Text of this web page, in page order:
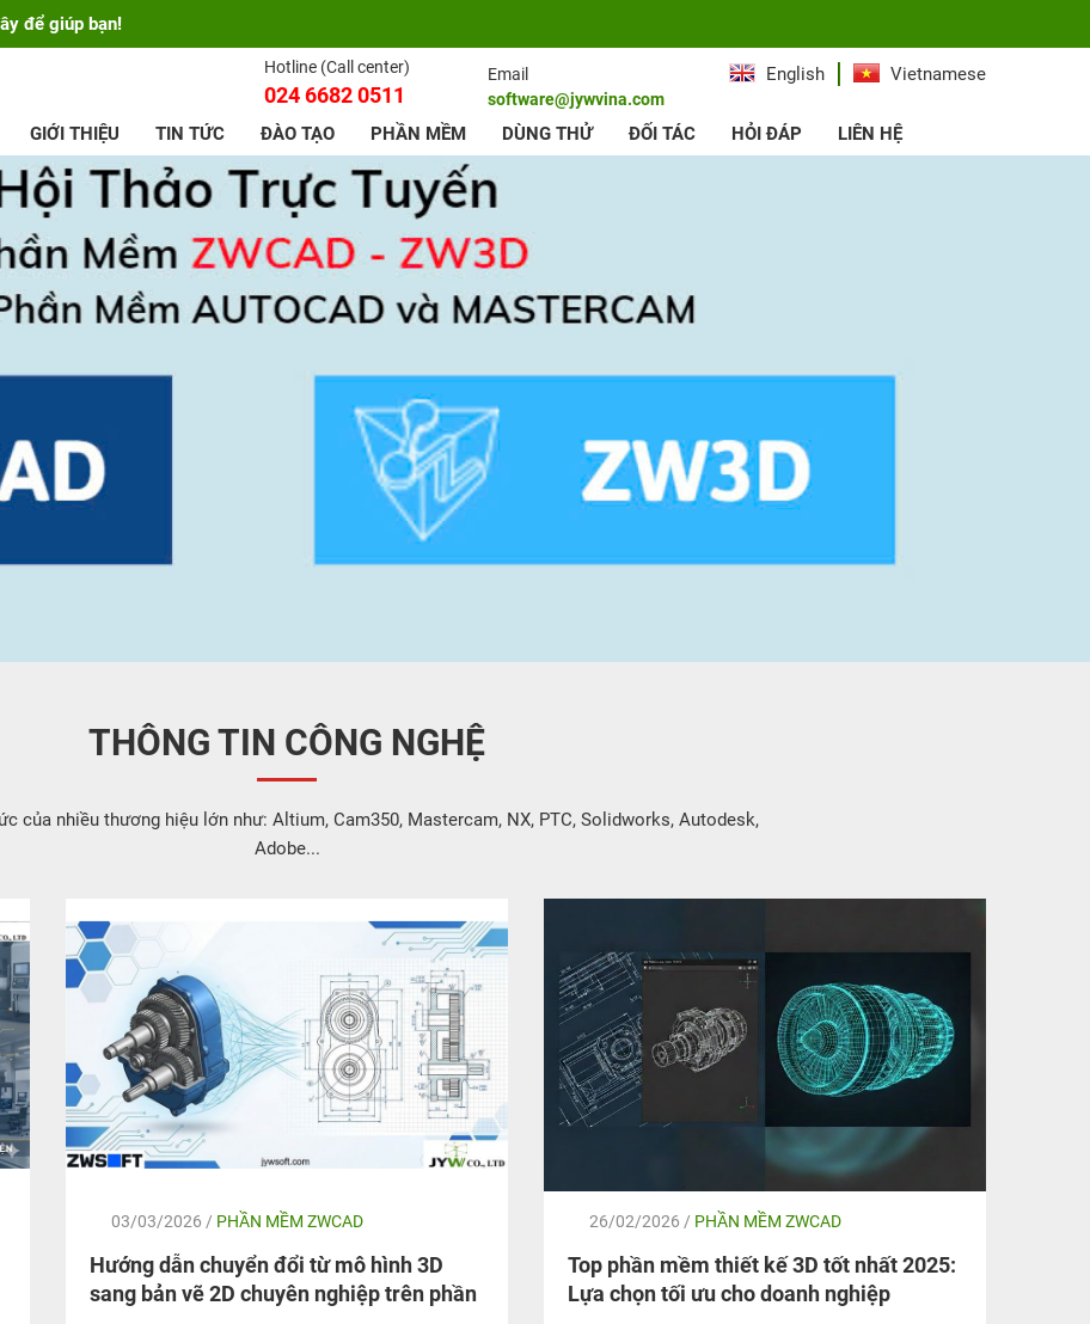
để giúp bạn!
Vietnamese
English
Hotline (Call center)
024 6682 0511
Email
software@jywvina.com
GIỚI THIỆU TIN TỨC ĐÀO TẠO PHẦN MỀM DÙNG THỬ ĐỐI TÁC HỎI ĐÁP LIÊN HỆ
THÔNG TIN CÔNG NGHỆ
của nhiều thương hiệu lớn như: Altium, Cam350, Mastercam, NX, PTC, Solidworks, Autodesk,
Adobe...
03/03/2026 / PHẦN MỀM ZWCAD
Hướng dẫn chuyển đổi từ mô hình 3D
sang bản vẽ 2D chuyên nghiệp trên phần
26/02/2026 / PHẦN MỀM ZWCAD
Top phần mềm thiết kế 3D tốt nhất 2025:
Lựa chọn tối ưu cho doanh nghiệp